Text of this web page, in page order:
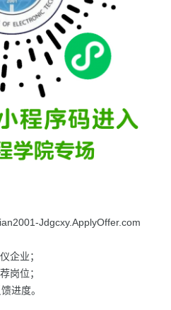
Jdgcxy.ApplyOffer.com
企业；
岗位；
进度。